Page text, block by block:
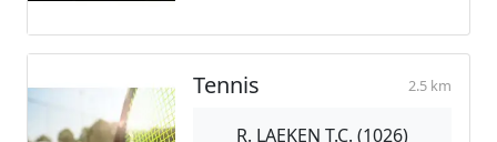
Tennis 2.5 km
R. LAEKEN T.C. (1026)